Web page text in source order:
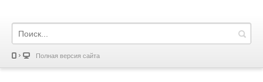
Полная версия сайта